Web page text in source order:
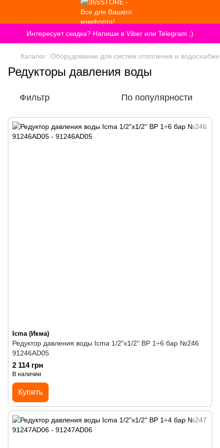
Интересует скидка? Напиши в Viber или Telegram ;)
Каталог Оборудование для систем отопления и
Редукторы давления воды
Фильтр По популярности
Icma (Икма)
Редуктор давления воды Icma 1/2"х1/2" ВР 1÷6 бар №246
91246AD05
2 114 грн
В наличии
Купить